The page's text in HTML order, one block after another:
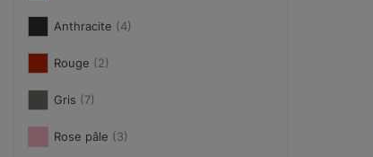
Anthracite (4)
Rouge (2)
Gris (7)
Rose pâle (3)